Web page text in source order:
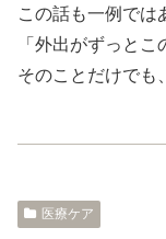
この話も一例では
「外出がずっと
そのことだけでも
医療ケア